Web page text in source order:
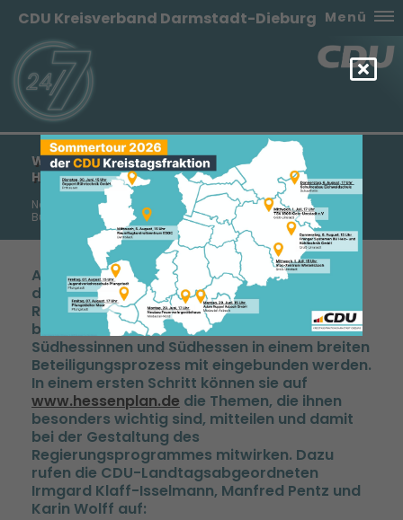
CDU Kreisverband Darmstadt-Dieburg Menü
WAS IST IHRE IDEE FÜR HESSEN? GEMEINSAM
HESSENS ZUKUNFT GESTALTEN.
Neues CDU-Regierungsprogramm entsteht unter
Bürgerbeteiligung
Anfang 2018 ist es soweit, und die Gremien
der CDU werden sich intensiv mit dem
Regierungsprogramm für die Zeit ab 2019
befassen. Hierbei sollen auch die
Südhessinnen und Südhessen in einem breiten
Beteiligungsprozess mit eingebunden werden.
In einem ersten Schritt können sie auf
www.hessenplan.de die Themen, die ihnen
besonders wichtig sind, mitteilen und damit
bei der Gestaltung des
Regierungsprogrammes mitwirken. Dazu
rufen die CDU-Landtagsabgeordneten
Irmgard Klaff-Isselmann, Manfred Pentz und
Karin Wolff auf: